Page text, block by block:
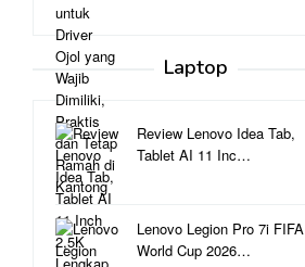
Laptop
Review Lenovo Idea Tab,
Tablet AI 11 Inc…
Lenovo Legion Pro 7i FIFA
World Cup 2026…